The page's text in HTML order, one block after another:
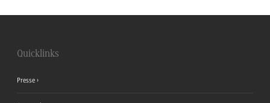
Quicklinks
Presse